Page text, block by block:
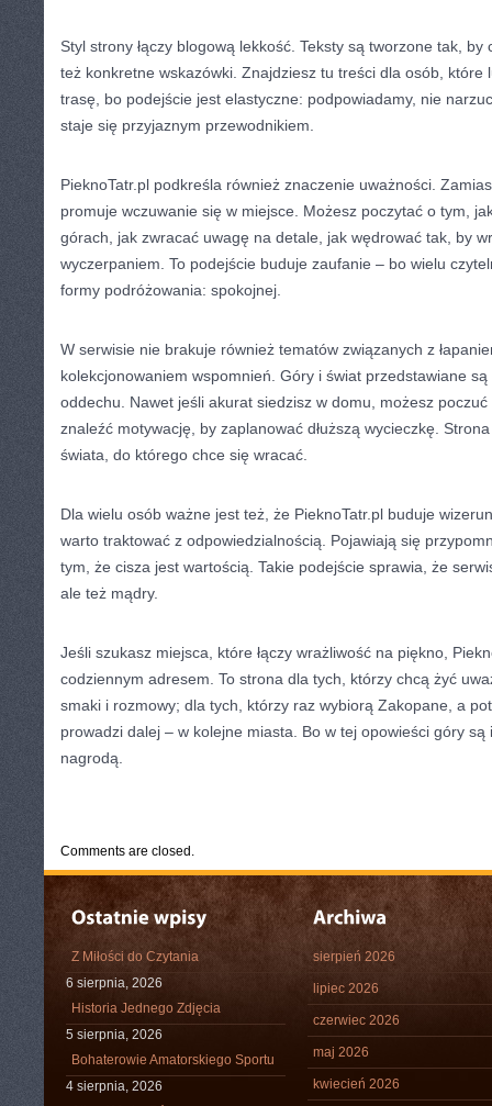
Styl strony łączy blogową lekkość. Teksty są tworzone tak, by
też konkretne wskazówki. Znajdziesz tu treści dla osób, które
trasę, bo podejście jest elastyczne: podpowiadamy, nie
staje się przyjaznym przewodnikiem.
PieknoTatr.pl podkreśla również znaczenie uważności.
promuje wczuwanie się w miejsce. Możesz poczytać o tym,
górach, jak zwracać uwagę na detale, jak wędrować tak, by
wyczerpaniem. To podejście buduje zaufanie – bo wielu
formy podróżowania: spokojnej.
W serwisie nie brakuje również tematów związanych z
kolekcjonowaniem wspomnień. Góry i świat przedstawiane
oddechu. Nawet jeśli akurat siedzisz w domu, możesz
znaleźć motywację, by zaplanować dłuższą wycieczkę.
świata, do którego chce się wracać.
Dla wielu osób ważne jest też, że PieknoTatr.pl buduje
warto traktować z odpowiedzialnością. Pojawiają się
tym, że cisza jest wartością. Takie podejście sprawia, że
ale też mądry.
Jeśli szukasz miejsca, które łączy wrażliwość na piękno,
codziennym adresem. To strona dla tych, którzy chcą żyć
smaki i rozmowy; dla tych, którzy raz wybiorą Zakopane, a
prowadzi dalej – w kolejne miasta. Bo w tej opowieści góry są
nagrodą.
Comments are closed.
Z Miłości do Czytania
6 sierpnia, 2026
Historia Jednego Zdjęcia
5 sierpnia, 2026
Bohaterowie Amatorskiego Sportu
4 sierpnia, 2026
sierpień 2026
lipiec 2026
czerwiec 2026
maj 2026
kwiecień 2026